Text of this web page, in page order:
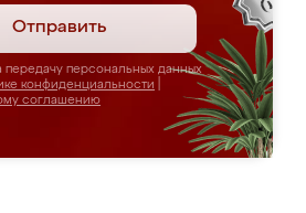
Отправить
персональных данных
конфиденциальности
соглашению